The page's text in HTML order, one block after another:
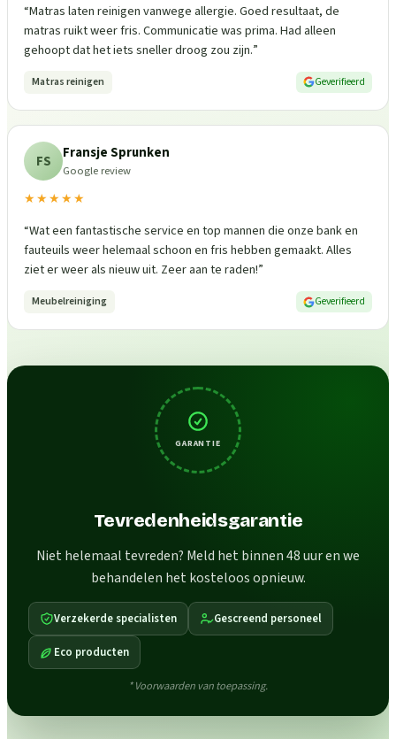
“Matras laten reinigen vanwege allergie. Goed resultaat, de
matras ruikt weer fris. Communicatie was prima. Had alleen
gehoopt dat het iets sneller droog zou zijn.”
Matras reinigen Geverifieerd
FS Fransje Sprunken
Google review
★★★★★
“Wat een fantastische service en top mannen die onze bank en
fauteuils weer helemaal schoon en fris hebben gemaakt. Alles
ziet er weer als nieuw uit. Zeer aan te raden!”
Meubelreiniging Geverifieerd
GARANTIE
Tevredenheidsgarantie
Niet helemaal tevreden? Meld het binnen 48 uur en we
behandelen het kosteloos opnieuw.
Verzekerde specialisten Gescreend personeel
Eco producten
* Voorwaarden van toepassing.